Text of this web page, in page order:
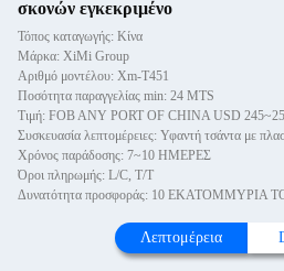
σκονών εγκεκριμένο
Τόπος καταγωγής: Κίνα
Μάρκα: XiMi Group
Αριθμό μοντέλου: Xm-T451
Ποσότητα παραγγελίας min: 24 MTS
Τιμή: FOB ANY PORT OF CHINA USD
Συσκευασία λεπτομέρειες: Υφαντή τσάντα με
Χρόνος παράδοσης: 7~10 ΗΜΕΡΕΣ
Όροι πληρωμής: L/C, T/T
Δυνατότητα προσφοράς: 10 ΕΚΑΤΟΜΜΥΡΙΑ
Λεπτομέρεια